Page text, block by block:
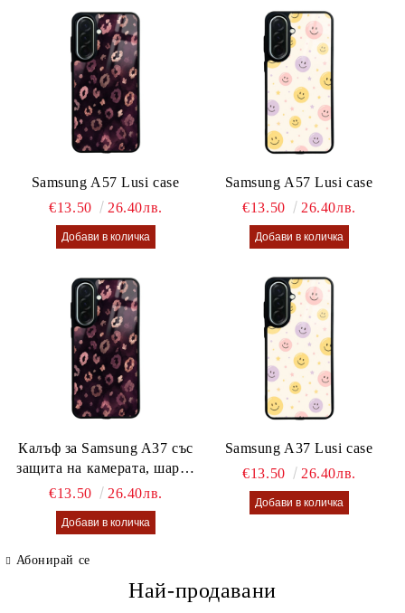
Samsung A57 Lusi case
€13.50
26.40лв.
Samsung A57 Lusi case
€13.50
26.40лв.
Калъф за Samsung A37 със
защита на камерата, шарен
калъф Lusi case
€13.50 26.40лв.
Samsung A37 Lusi case
€13.50
26.40лв.
Абонирай се
Най-продавани